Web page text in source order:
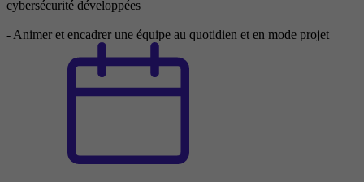
cybersécurité développées
- Animer et encadrer une équipe au quotidien et en mode projet